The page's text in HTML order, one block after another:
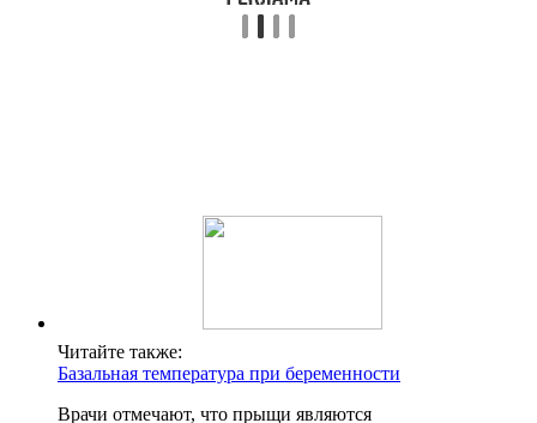
Читайте также:
Базальная температура при беременности
Врачи отмечают, что прыщи являются